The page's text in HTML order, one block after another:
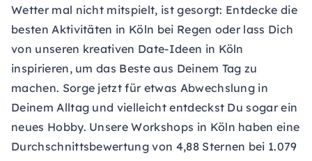
Wetter mal nicht mitspielt, ist gesorgt: Entdecke die
bestenAktivitäten in Köln bei Regen oder lass Dich
von unseren kreativen Date-Ideen in Köln
inspirieren, um das Beste aus Deinem Tag zu
machen. Sorge jetzt für etwas Abwechslung in
Deinem Alltag und vielleicht entdeckst Du sogar ein
neues Hobby. Unsere Workshops in Köln haben eine
Durchschnittsbewertung von 4,88 Sternen bei 1.079